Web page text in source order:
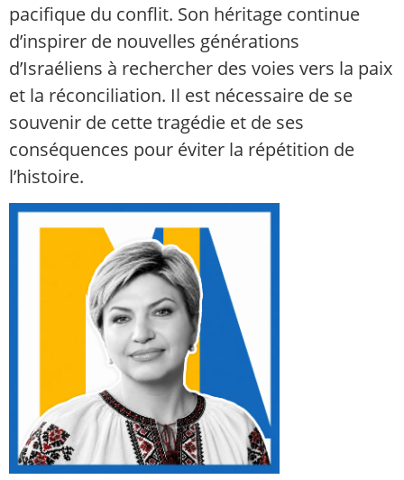
pacifique du conflit. Son héritage continue
d’inspirer de nouvelles générations
d’Israéliens à rechercher des voies vers la paix
et la réconciliation. Il est nécessaire de se
souvenir de cette tragédie et de ses
conséquences pour éviter la répétition de
l’histoire.